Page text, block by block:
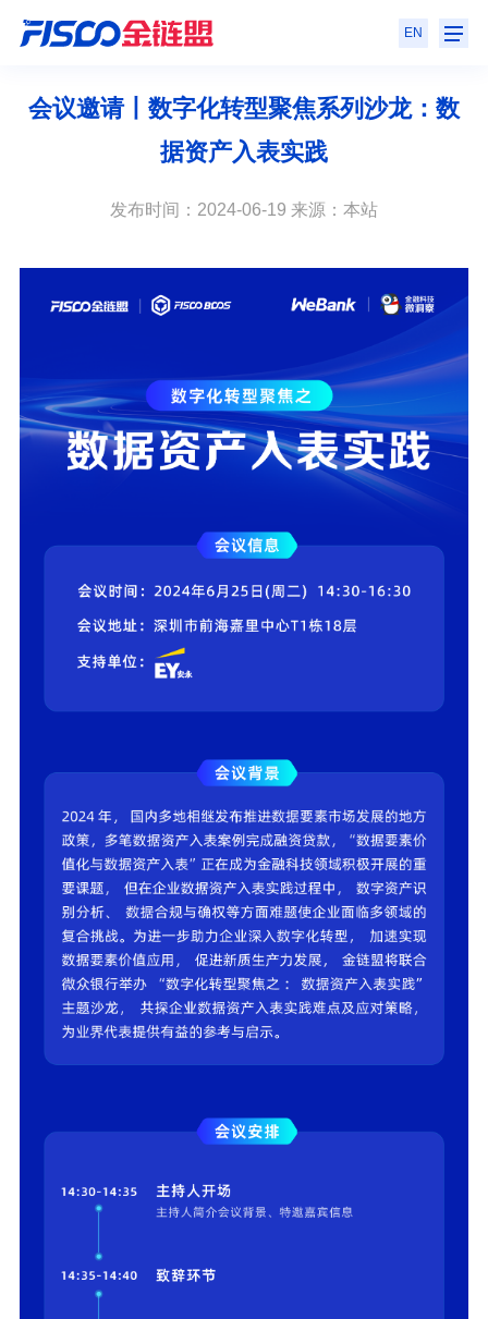
EN
会议邀请丨数字化转型聚焦系列沙龙：数
据资产入表实践
发布时间：2024-06-19 来源：本站